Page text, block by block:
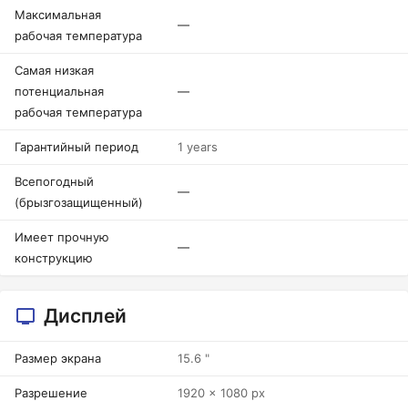
Максимальная
рабочая температура
—
Самая низкая
потенциальная
рабочая температура
—
Гарантийный период 1 years
Всепогодный
(брызгозащищенный)
—
Имеет прочную
конструкцию
—
Дисплей
Размер экрана 15.6 "
Разрешение 1920 x 1080 px